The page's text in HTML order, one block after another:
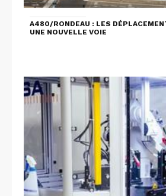
A480/RONDEAU : LES
UNE NOUVELLE VOIE